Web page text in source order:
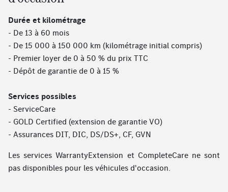
Durée et kilométrage
- De 13 à 60 mois
- De 15 000 à 150 000 km (kilométrage initial compris)
- Premier loyer de 0 à 50 % du prix TTC
- Dépôt de garantie de 0 à 15 %
Services possibles
- ServiceCare
- GOLD Certified (extension de garantie VO)
- Assurances DIT, DIC, DS/DS+, CF, GVN
Les services WarrantyExtension et CompleteCare ne sont
pas disponibles pour les véhicules d'occasion.